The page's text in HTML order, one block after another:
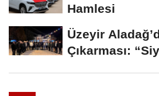
Hamlesi
Üzeyir
Çıkarması: